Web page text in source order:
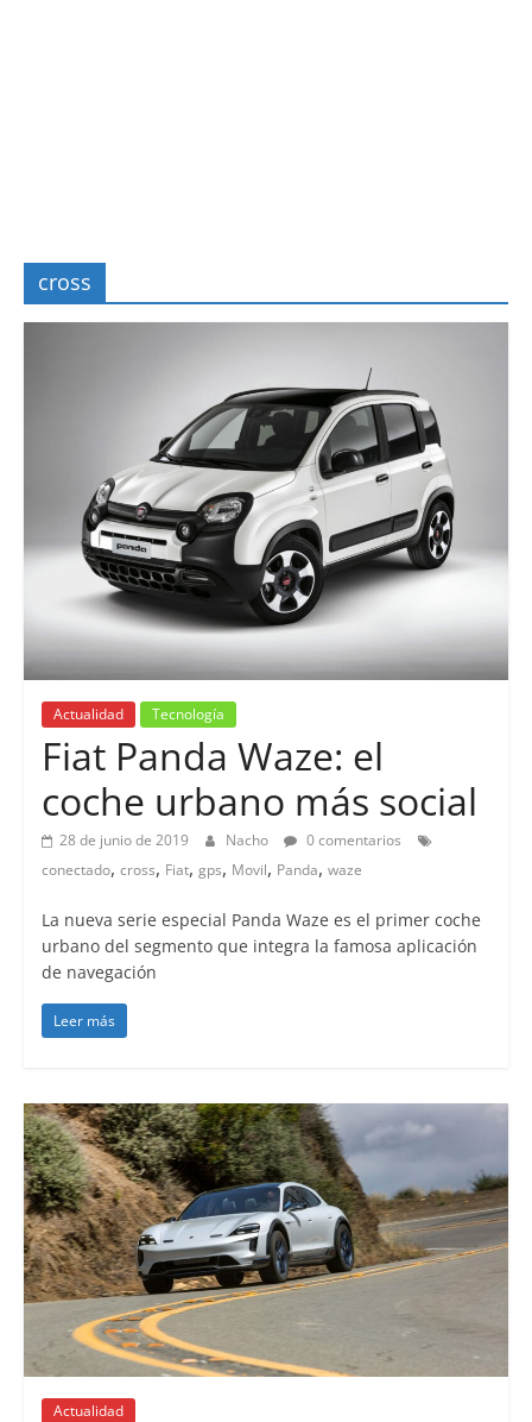
cross
Actualidad Tecnología
Fiat Panda Waze: el
coche urbano más social
28 de junio de 2019 Nacho
0 comentarios
conectado, cross, Fiat, gps, Movil, Panda, waze
La nueva serie especial Panda Waze es el primer coche
urbano del segmento que integra la famosa aplicación
de navegación
Leer más
Actualidad